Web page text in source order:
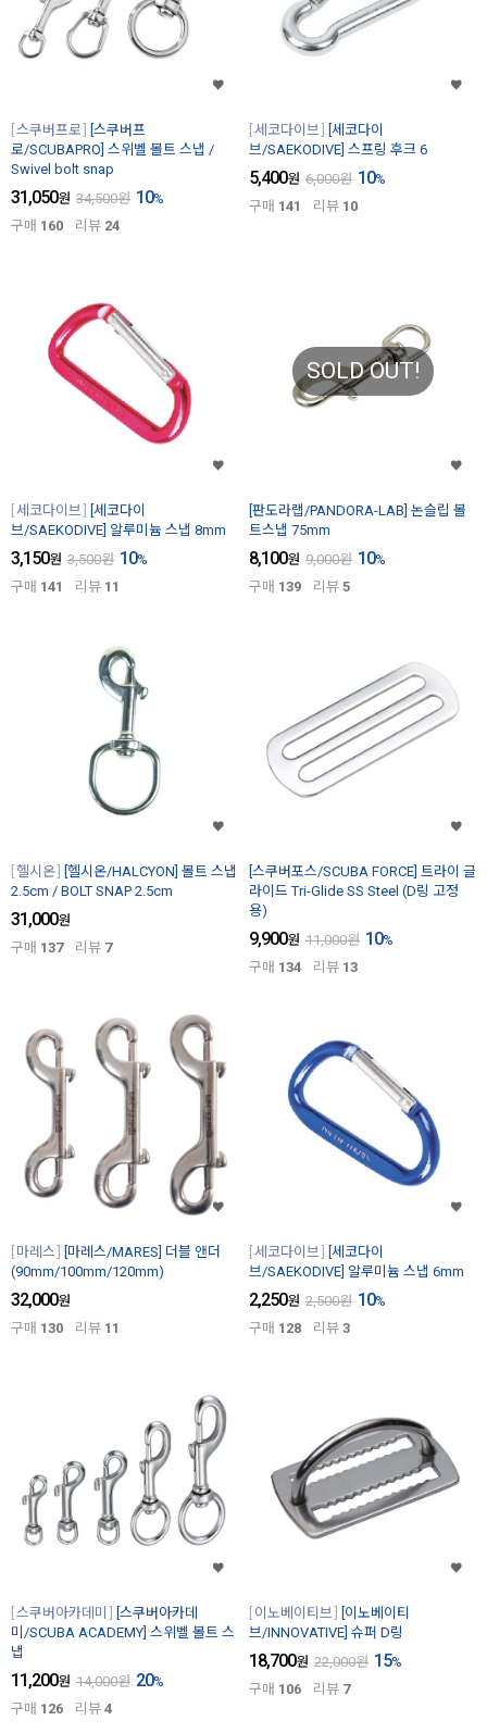
스쿠버프로
[스쿠버프
로/SCUBAPRO] 스위벨 볼트 스냅 /
Swivel bolt snap
31,050원 34,500원 10%
구매 160 리뷰 24
세코다이브
[세코다이
브/SAEKODIVE] 스프링 후크 6
5,400원 6,000원 10%
구매 141 리뷰 10
세코다이브
[세코다이
브/SAEKODIVE] 알루미늄 스냅 8mm
3,150원 3,500원 10%
구매 141 리뷰 11
SOLD OUT!
[판도라랩/PANDORA-LAB] 논슬립 볼
트스냅 75mm
8,100원 9,000원 10%
구매 139 리뷰 5
헬시온
[헬시온/HALCYON] 볼트 스냅
2.5cm / BOLT SNAP 2.5cm
31,000원
구매 137 리뷰 7
[스쿠버포스/SCUBA FORCE] 트라이 글
라이드 Tri-Glide SS Steel (D링 고정
용)
9,900원 11,000원 10%
구매 134 리뷰 13
마레스
[마레스/MARES] 더블 앤더
(90mm/100mm/120mm)
32,000원
구매 130 리뷰 11
세코다이브
[세코다이
브/SAEKODIVE] 알루미늄 스냅 6mm
2,250원 2,500원 10%
구매 128 리뷰 3
스쿠버아카데미
[스쿠버아카데
미/SCUBA ACADEMY] 스위벨 볼트 스
냅
11,200원 14,000원 20%
구매 126 리뷰 4
이노베이티브
[이노베이티
브/INNOVATIVE] 슈퍼 D링
18,700원 22,000원 15%
구매 106 리뷰 7